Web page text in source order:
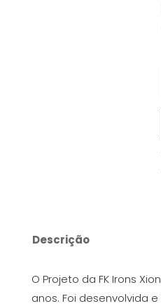
Descrição
O Projeto da FK Irons
anos. Foi desenvolvida